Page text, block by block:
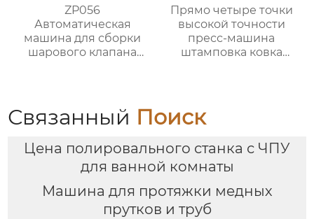
ZP056
Автоматическая
машина для сборки
шарового клапана
Прямо четыре точки
высокой точности
пресс-машина
штамповка ковка
Связанный Поиск
Цена полировального станка с ЧПУ
для ванной комнаты
Машина для протяжки медных
прутков и труб